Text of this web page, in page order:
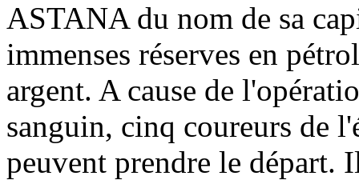
ASTANA du nom de sa
immenses réserves en
argent. A cause de
sanguin, cinq coureurs de
peuvent prendre le départ.